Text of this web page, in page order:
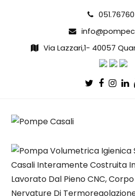
Via Lazzari,1- 40057
Twitter